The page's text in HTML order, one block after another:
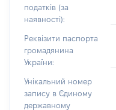
податків (за
наявності):
Реквізити паспорта
громадянина
України:
Унікальний номер
запису в Єдиному
державному